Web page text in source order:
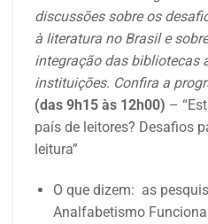
discussões sobre os
à literatura no Brasil e
integração das bibliotecas
instituições. Confira a
(das 9h15 às 12h00) –
país de leitores? Desafios
leitura”
O que dizem: as
Analfabetismo